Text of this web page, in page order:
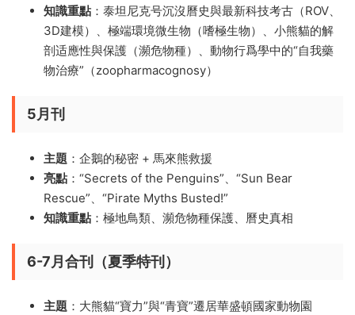
知識重點 ：泰坦尼克号沉沒曆史與最新科技考古（ROV、
3D建模）、極端環境微生物（嗜極生物）、小熊貓的解
剖适應性與保護（瀕危物種）、動物行爲學中的“自我藥
物治療”（zoopharmacognosy）
5月刊
主題 ：企鵝的秘密 + 馬來熊救援
亮點 ：“Secrets of the Penguins”、“Sun Bear
Rescue”、“Pirate Myths Busted!”
知識重點 ：極地鳥類、瀕危物種保護、曆史真相
6-7月合刊（夏季特刊）
主題 ：大熊貓“寶力”與“青寶”遷居華盛頓國家動物園